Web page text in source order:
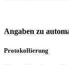
Angaben zu
Protokollierung